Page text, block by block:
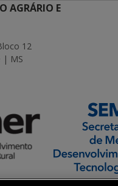
AGRÁRIO E
12
| MS